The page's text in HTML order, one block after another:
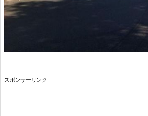
スポンサーリンク